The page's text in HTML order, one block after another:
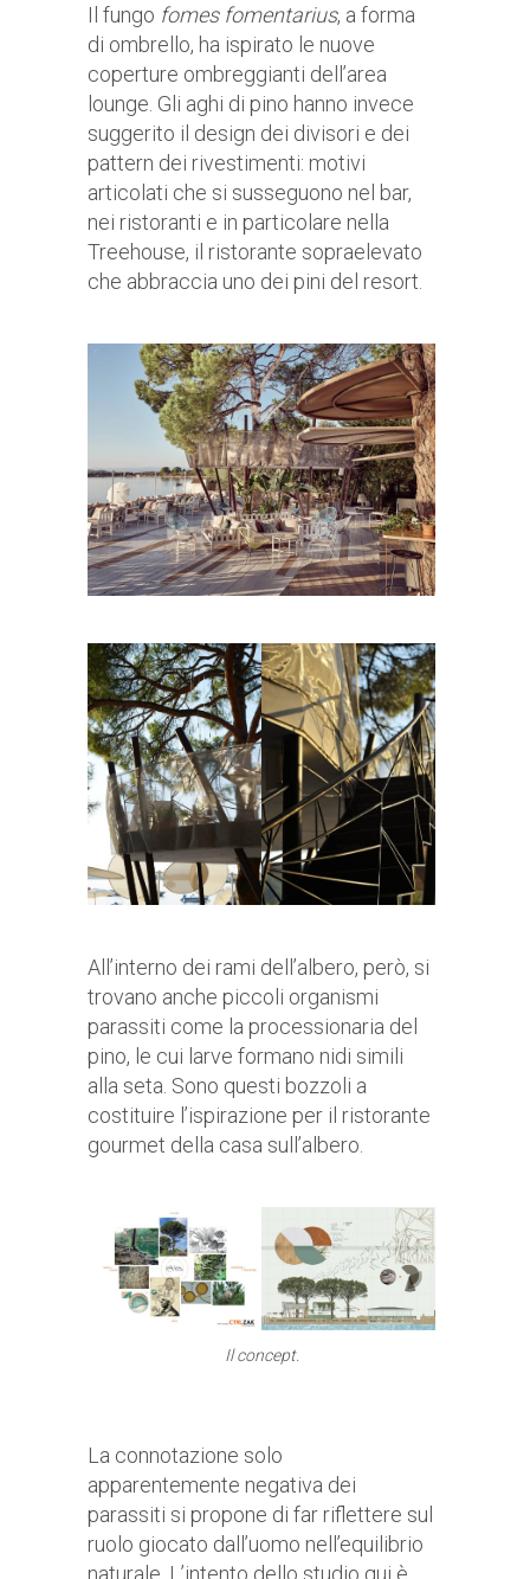
Il fungo fomes fomentarius, a forma
di ombrello, ha ispirato le nuove
coperture ombreggianti dell’area
lounge. Gli aghi di pino hanno invece
suggerito il design dei divisori e dei
pattern dei rivestimenti: motivi
articolati che si susseguono nel bar,
nei ristoranti e in particolare nella
Treehouse, il ristorante sopraelevato
che abbraccia uno dei pini del resort.
All’interno dei rami dell’albero, però, si
trovano anche piccoli organismi
parassiti come la processionaria del
pino, le cui larve formano nidi simili
alla seta. Sono questi bozzoli a
costituire l’ispirazione per il ristorante
gourmet della casa sull’albero.
Il concept.
La connotazione solo
apparentemente negativa dei
parassiti si propone di far riflettere sul
ruolo giocato dall’uomo nell’equilibrio
naturale. L’intento dello studio qui è